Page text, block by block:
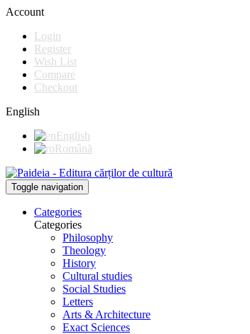
Account
Login
Register
Wish List
Compare
Checkout
English
English
Română
Toggle navigation
Categories
Categories
Philosophy
Theology
History
Cultural studies
Social Studies
Letters
Arts & Architecture
Exact Sciences